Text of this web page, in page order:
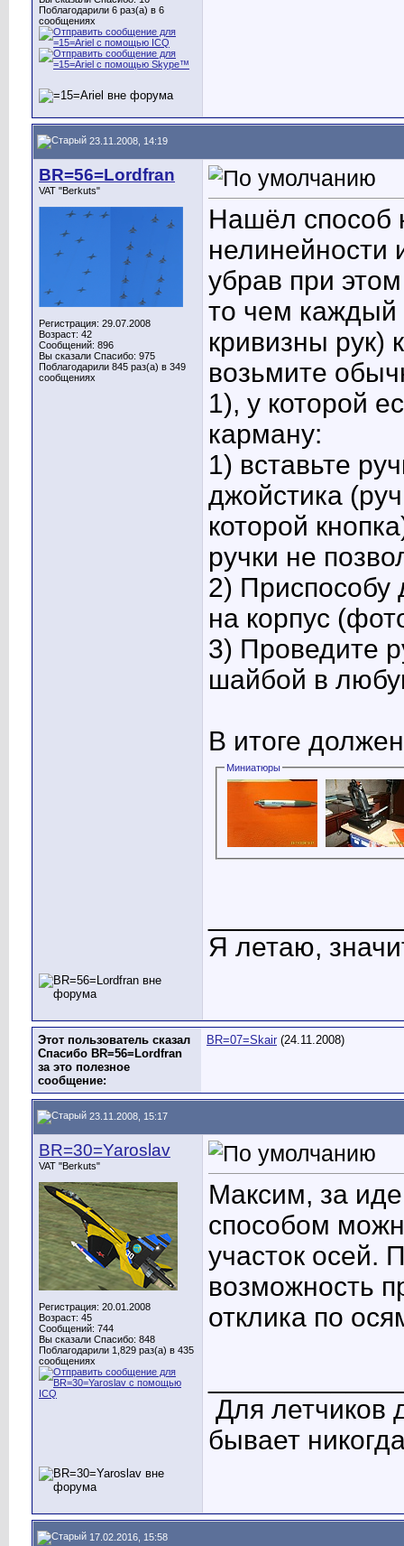
Поблагодарили 6 раз(а) в 6
сообщениях
23.11.2008, 14:19
BR=56=Lordfran
VAT "Berkuts"
Регистрация: 29.07.2008
Возраст: 42
Сообщений: 896
Вы сказали Спасибо: 975
Поблагодарили 845 раз(а) в 349
сообщениях
Нашёл способ
нелинейности
убрав при
то чем каждый
кривизны рук)
возьмите
1), у которой
карману:
1) вставьте
джойстика
которой
ручки не
2) Приспособу
на корпус
3) Проведите
шайбой в
В итоге
Миниатюры
Я летаю,
Этот пользователь сказал
Спасибо BR=56=Lordfran
за это полезное
сообщение:
BR=07=Skair (24.11.2008)
23.11.2008, 15:17
BR=30=Yaroslav
VAT "Berkuts"
Регистрация: 20.01.2008
Возраст: 45
Сообщений: 744
Вы сказали Спасибо: 848
Поблагодарили 1,829 раз(а) в 435
сообщениях
Максим, за
способом
участок осей.
возможность
отклика по
Для летчиков
бывает
17.02.2016, 15:58